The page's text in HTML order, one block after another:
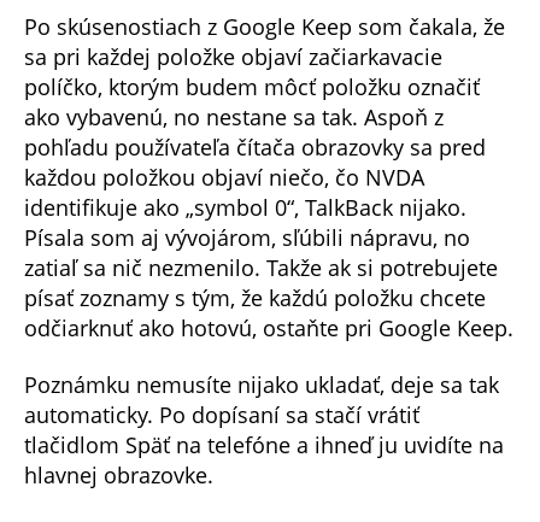
Po skúsenostiach z Google Keep som čakala, že
sa pri každej položke objaví začiarkavacie
políčko, ktorým budem môcť položku označiť
ako vybavenú, no nestane sa tak. Aspoň z
pohľadu používateľa čítača obrazovky sa pred
každou položkou objaví niečo, čo NVDA
identifikuje ako „symbol 0“, TalkBack nijako.
Písala som aj vývojárom, sľúbili nápravu, no
zatiaľ sa nič nezmenilo. Takže ak si potrebujete
písať zoznamy s tým, že každú položku chcete
odčiarknuť ako hotovú, ostaňte pri Google Keep.
Poznámku nemusíte nijako ukladať, deje sa tak
automaticky. Po dopísaní sa stačí vrátiť
tlačidlom Späť na telefóne a ihneď ju uvidíte na
hlavnej obrazovke.